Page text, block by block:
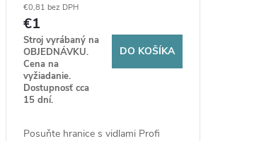
€0,81 bez DPH
€1
Stroj vyrábaný na
OBJEDNÁVKU.
Cena na
vyžiadanie.
Dostupnosť cca
15 dní.
DO KOŠÍKA
Posuňte hranice s vidlami Profi